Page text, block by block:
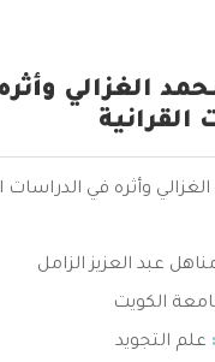
الغزالي
القرانية
وأثره في الدراسات
عبد العزيز الزامل
الكويت
علم التجويد